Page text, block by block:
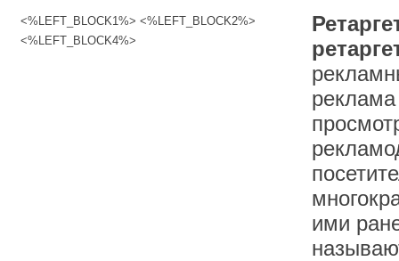
<%LEFT_BLOCK1%> <%LEFT_BLOCK2%>
<%LEFT_BLOCK4%>
ими